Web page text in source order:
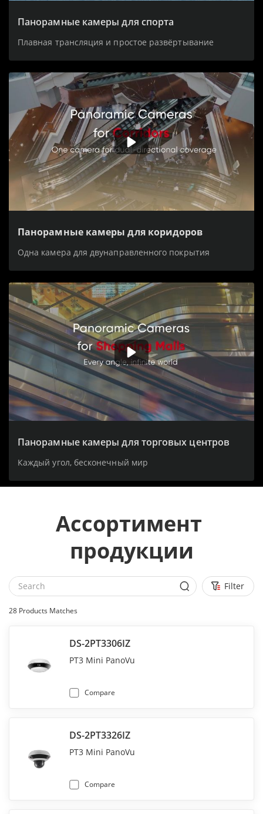
Панорамные камеры для спорта
Плавная трансляция и простое развёртывание
Панорамные камеры для коридоров
Одна камера для двунаправленного покрытия
Панорамные камеры для торговых центров
Каждый угол, бесконечный мир
Ассортимент
продукции
Filter
28 Products Matches
DS-2PT3306IZ
PT3 Mini PanoVu
Compare
DS-2PT3326IZ
PT3 Mini PanoVu
Compare